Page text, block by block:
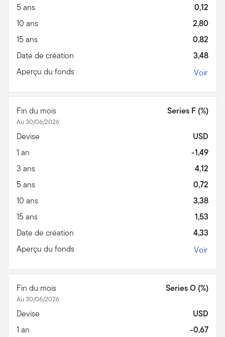
5 ans
0,12
10 ans
2,80
15 ans
0,82
Date de création
3,48
Aperçu du fonds
Voir
Fin du mois
Au 30/06/2026
Series F (%)
Devise
USD
1 an
-1,49
3 ans
4,12
5 ans
0,72
10 ans
3,38
15 ans
1,53
Date de création
4,33
Aperçu du fonds
Voir
Fin du mois
Au 30/06/2026
Series O (%)
Devise
USD
1 an
-0,67